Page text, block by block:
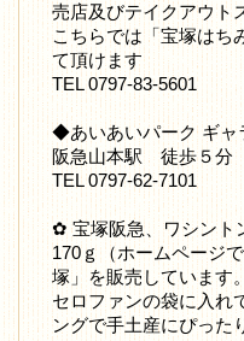
売店及びテイクアウト
こちらでは「宝塚はち
て頂けます
TEL 0797-83-5601
◆あいあいパーク ギャ
阪急山本駅 徒歩５分
TEL 0797-62-7101
✿ 宝塚阪急、ワシント
170ｇ（ホームページ
塚」を販売しています
セロファンの袋に入れ
ングで手土産にぴった